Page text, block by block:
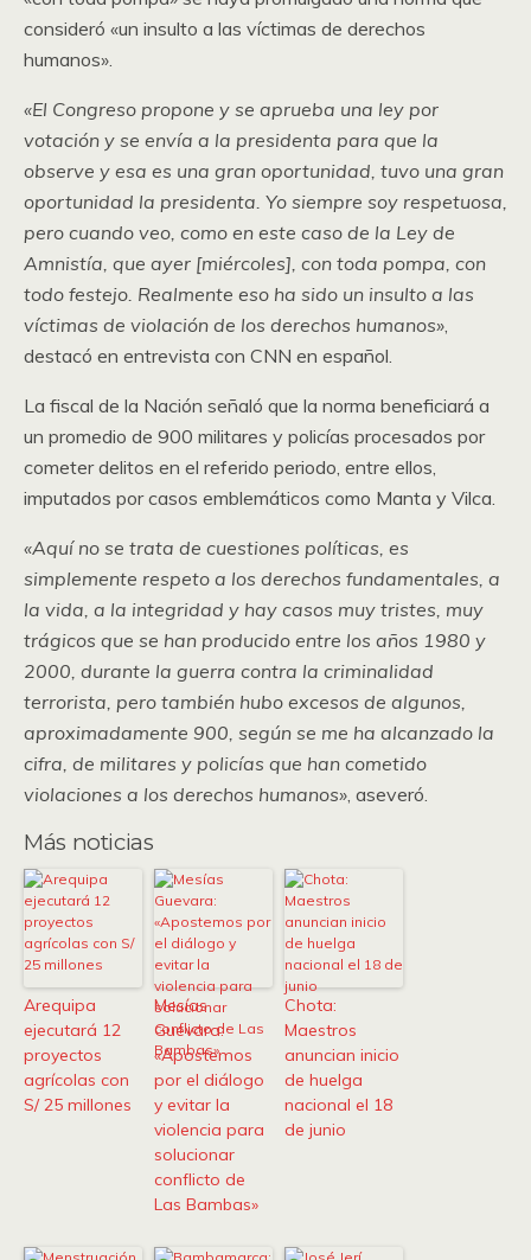
consideró «un insulto a las víctimas de derechos
humanos».
«El Congreso propone y se aprueba una ley por
votación y se envía a la presidenta para que la
observe y esa es una gran oportunidad, tuvo una gran
oportunidad la presidenta. Yo siempre soy respetuosa,
pero cuando veo, como en este caso de la Ley de
Amnistía, que ayer [miércoles], con toda pompa, con
todo festejo. Realmente eso ha sido un insulto a las
víctimas de violación de los derechos humanos»,
destacó en entrevista con CNN en español.
La fiscal de la Nación señaló que la norma beneficiará a
un promedio de 900 militares y policías procesados por
cometer delitos en el referido periodo, entre ellos,
imputados por casos emblemáticos como Manta y Vilca.
«Aquí no se trata de cuestiones políticas, es
simplemente respeto a los derechos fundamentales, a
la vida, a la integridad y hay casos muy tristes, muy
trágicos que se han producido entre los años 1980 y
2000, durante la guerra contra la criminalidad
terrorista, pero también hubo excesos de algunos,
aproximadamente 900, según se me ha alcanzado la
cifra, de militares y policías que han cometido
violaciones a los derechos humanos», aseveró.
Más noticias
Arequipa
ejecutará 12
proyectos
agrícolas con
S/ 25 millones
Mesías
Guevara:
«Apostemos
por el diálogo
y evitar la
violencia para
solucionar
conflicto de
Las Bambas»
Chota:
Maestros
anuncian inicio
de huelga
nacional el 18
de junio